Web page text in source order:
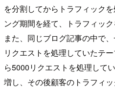
を分割してからトラフィック
ング期間を経て、トラフィッ
また、同じブログ記事の中で
リクエストを処理していたテ
ら5000リクエストを処理して
増し、その後顧客のトラフィ